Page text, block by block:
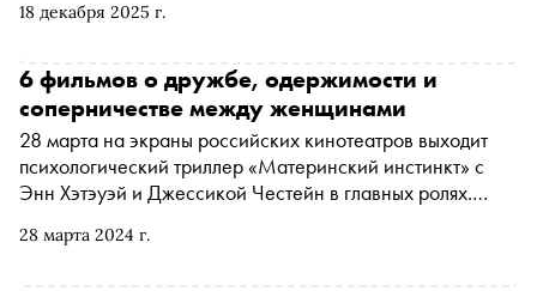
18 декабря 2025 г.
собрала фильмы, которые ломают шаблоны жанра и не
28 марта 2024 г.
6 фильмов о дружбе, одержимости и
соперничестве между женщинами
28 марта на экраны российских кинотеатров выходит
психологический триллер «Материнский инстинкт» с
Энн Хэтэуэй и Джессикой Честейн в главных ролях.
связанные семейными и дружескими узами женщины